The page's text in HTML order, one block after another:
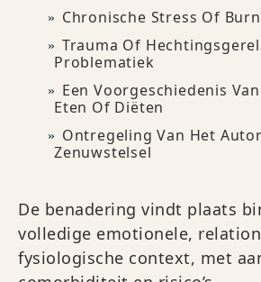
Chronische Stress Of
Trauma Of
Problematiek
Een Voorgeschiedenis
Eten Of Diëten
Ontregeling Van Het
Zenuwstelsel
De benadering vindt plaats
volledige emotionele,
fysiologische context, met